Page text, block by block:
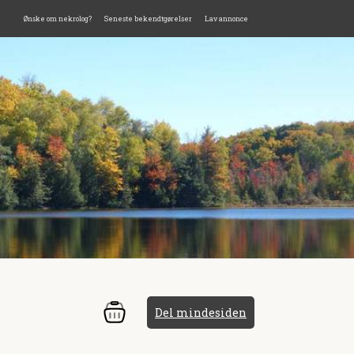
Ønske om nekrolog? Seneste bekendtgørelser Lav annonce
Del mindesiden